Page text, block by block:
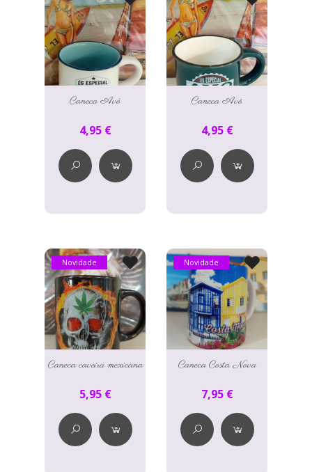
Caneca Avó
4,95 €
Caneca Avô
4,95 €
Novidade
Caneca caveira mexicana
5,95 €
Novidade
Caneca Costa Nova
7,95 €